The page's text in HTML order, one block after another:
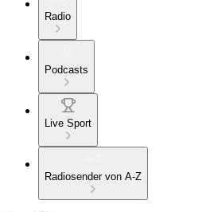
Radio
Podcasts
Live Sport
Radiosender von A-Z